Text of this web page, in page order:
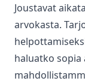
Joustavat
arvokasta.
haluatko sopia